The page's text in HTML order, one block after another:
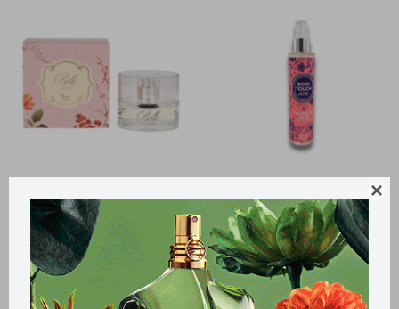

Llega
Llega MAÑANA
Edt Belle 50ml
1.100
LlegaMAÑANA
LlegaMAÑANA
Body Touch 200ml - Tropical
Kiss Intense